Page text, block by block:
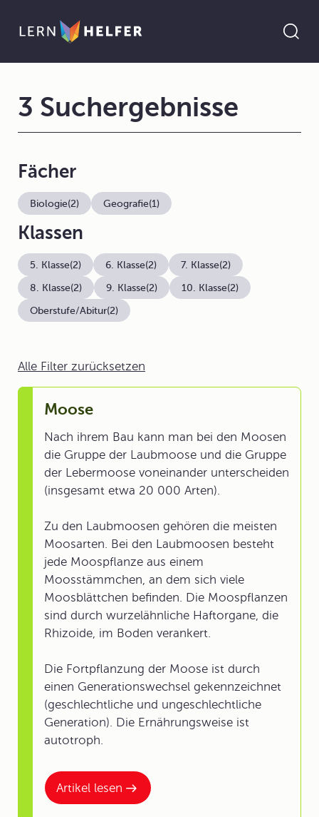
Alle Filter zurücksetzen
Artikel lesen
Moose
Nach ihrem Bau kann man bei den Moosen
die Gruppe der Laubmoose und die Gruppe
der Lebermoose voneinander unterscheiden
(insgesamt etwa 20 000 Arten).
Zu den Laubmoosen gehören die meisten
Moosarten. Bei den Laubmoosen besteht
jede Moospflanze aus einem
Moosstämmchen, an dem sich viele
Moosblättchen befinden. Die Moospflanzen
sind durch wurzelähnliche Haftorgane, die
Rhizoide, im Boden verankert.
Die Fortpflanzung der Moose ist durch
einen Generationswechsel gekennzeichnet
(geschlechtliche und ungeschlechtliche
Generation). Die Ernährungsweise ist
autotroph.
3 Suchergebnisse
Fächer
Biologie(2) Geografie(1)
Klassen
5. Klasse(2) 6. Klasse(2) 7. Klasse(2)
8. Klasse(2) 9. Klasse(2) 10. Klasse(2)
Oberstufe/Abitur(2)